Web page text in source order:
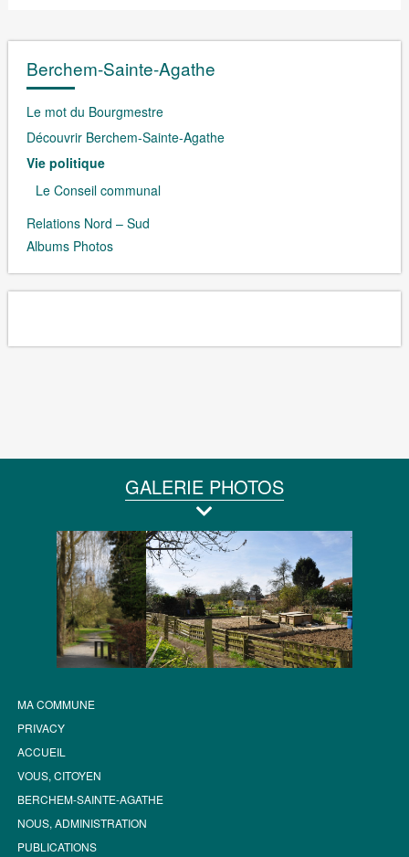
Berchem-Sainte-Agathe
Le mot du Bourgmestre
Découvrir Berchem-Sainte-Agathe
Vie politique
Le Conseil communal
Relations Nord – Sud
Albums Photos
GALERIE PHOTOS
MA COMMUNE
PRIVACY
ACCUEIL
VOUS, CITOYEN
BERCHEM-SAINTE-AGATHE
NOUS, ADMINISTRATION
PUBLICATIONS